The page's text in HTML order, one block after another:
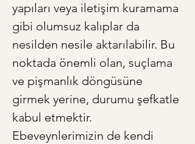
yapıları veya iletişim kuramama
gibi olumsuz kalıplar da
nesilden nesile aktarılabilir. Bu
noktada önemli olan, suçlama
ve pişmanlık döngüsüne
girmek yerine, durumu şefkatle
kabul etmektir.
Ebeveynlerimizin de kendi